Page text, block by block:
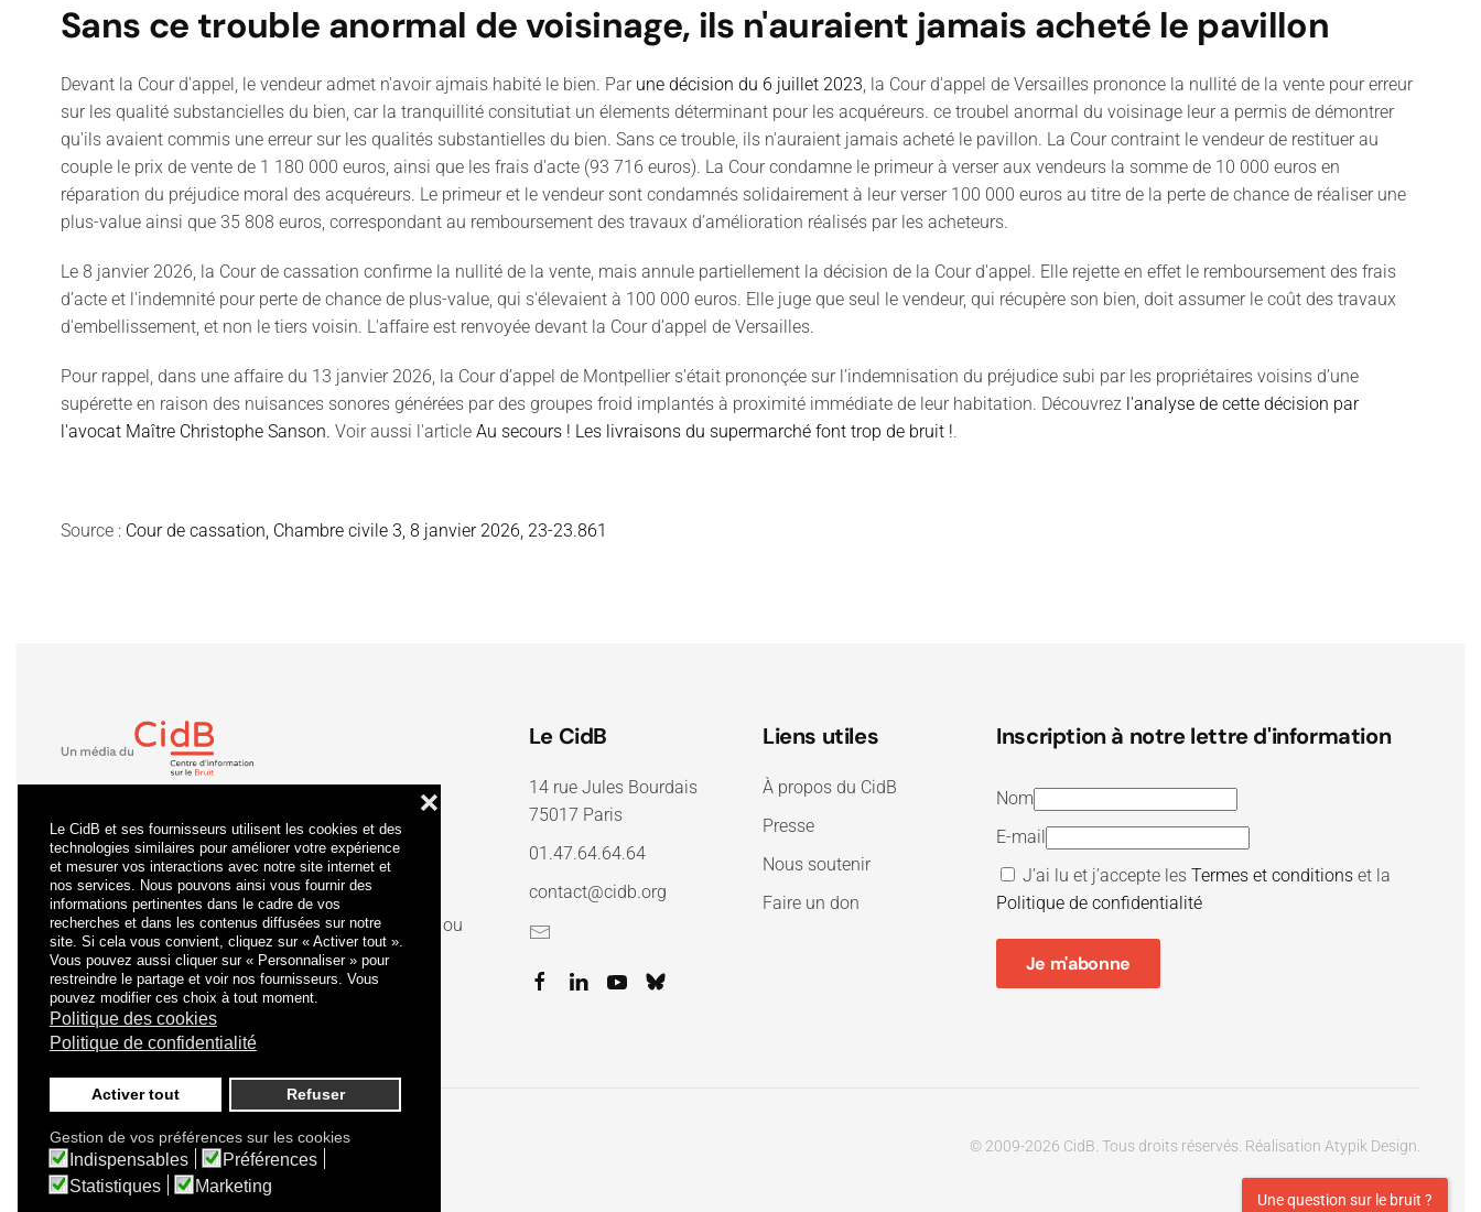
Le CidB et ses fournisseurs utilisent les cookies et des
technologies similaires pour améliorer votre expérience
et mesurer vos interactions avec notre site internet et
nos services. Nous pouvons ainsi vous fournir des
informations pertinentes dans le cadre de vos
recherches et dans les contenus diffusées sur notre
site. Si cela vous convient, cliquez sur « Activer tout ».
Vous pouvez aussi cliquer sur « Personnaliser » pour
restreindre le partage et voir nos fournisseurs. Vous
pouvez modifier ces choix à tout moment.
Politique des cookies
Politique de confidentialité
Activer tout Refuser
❌
Gestion de vos préférences sur les cookies
Indispensables
Préférences
Statistiques
Marketing
Sans ce trouble anormal de voisinage, ils n'auraient jamais acheté le pavillon
Devant la Cour d'appel, le vendeur admet n'avoir ajmais habité le bien. Par une décision du 6 juillet 2023, la Cour d'appel de Versailles prononce la nullité de la vente pour erreur
sur les qualité substancielles du bien, car la tranquillité consitutiat un élements déterminant pour les acquéreurs. ce troubel anormal du voisinage leur a permis de démontrer
qu'ils avaient commis une erreur sur les qualités substantielles du bien. Sans ce trouble, ils n'auraient jamais acheté le pavillon. La Cour contraint le vendeur de restituer au
couple le prix de vente de 1 180 000 euros, ainsi que les frais d'acte (93 716 euros). La Cour condamne le primeur à verser aux vendeurs la somme de 10 000 euros en
réparation du préjudice moral des acquéreurs. Le primeur et le vendeur sont condamnés solidairement à leur verser 100 000 euros au titre de la perte de chance de réaliser une
plus-value ainsi que 35 808 euros, correspondant au remboursement des travaux d’amélioration réalisés par les acheteurs.
Le 8 janvier 2026, la Cour de cassation confirme la nullité de la vente, mais annule partiellement la décision de la Cour d'appel. Elle rejette en effet le remboursement des frais
d’acte et l'indemnité pour perte de chance de plus-value, qui s'élevaient à 100 000 euros. Elle juge que seul le vendeur, qui récupère son bien, doit assumer le coût des travaux
d'embellissement, et non le tiers voisin. L'affaire est renvoyée devant la Cour d’appel de Versailles.
Pour rappel, dans une affaire du 13 janvier 2026, la Cour d’appel de Montpellier s'était prononçée sur l’indemnisation du préjudice subi par les propriétaires voisins d’une
supérette en raison des nuisances sonores générées par des groupes froid implantés à proximité immédiate de leur habitation. Découvrez l'analyse de cette décision par
l'avocat Maître Christophe Sanson. Voir aussi l'article Au secours ! Les livraisons du supermarché font trop de bruit !.
Source : Cour de cassation, Chambre civile 3, 8 janvier 2026, 23-23.861
Lacertification qualité a été délivrée au titre de la ou
des catégories d'actions suivantes : actions de
formation.
Le CidB
14 rue Jules Bourdais
75017 Paris
01.47.64.64.64
contact@cidb.org
Liens utiles
À propos du CidB
Presse
Nous soutenir
Faire un don
Inscription à notre lettre d'information
Nom
E-mail
J’ai lu et j’accepte lesTermes et conditions et la
Politique de confidentialité
Je m'abonne
Politique de confidentialité Mentions légales © 2009-2026 CidB. Tous droits réservés. Réalisation Atypik Design
Une question sur le bruit ?